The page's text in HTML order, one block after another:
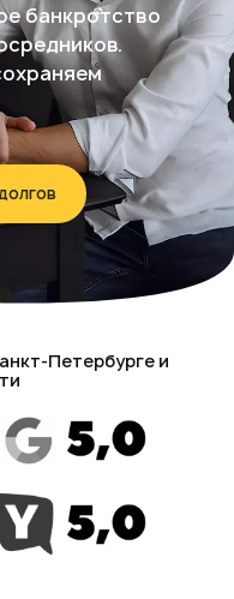
банкротство
Петербурге и